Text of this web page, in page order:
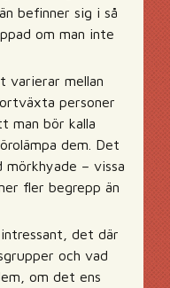
befinner sig i så
om man inte
varierar mellan
personer
man bör kalla
dem. Det
mörkhyade – vissa
fler begrepp än
det där
och vad
om det ens